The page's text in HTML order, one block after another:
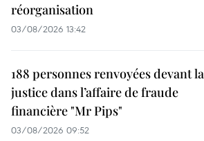
réorganisation
03/08/2026 13:42
188 personnes renvoyées devant la
justice dans l’affaire de fraude
financière "Mr Pips"
03/08/2026 09:52